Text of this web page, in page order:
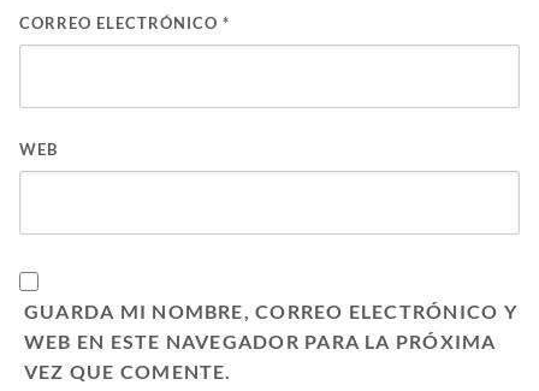
CORREO ELECTRÓNICO *
WEB
GUARDA MI NOMBRE, CORREO ELECTRÓNICO Y
WEB EN ESTE NAVEGADOR PARA LA PRÓXIMA
VEZ QUE COMENTE.